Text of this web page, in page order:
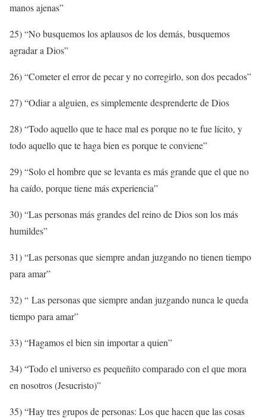
manos ajenas”
25) “No busquemos los aplausos de los demás, busquemos
agradar a Dios”
26) “Cometer el error de pecar y no corregirlo, son dos pecados”
27) “Odiar a alguien, es simplemente desprenderte de Dios
28) “Todo aquello que te hace mal es porque no te fue lícito, y
todo aquello que te haga bien es porque te conviene”
29) “Solo el hombre que se levanta es más grande que el que no
ha caído, porque tiene más experiencia”
30) “Las personas más grandes del reino de Dios son los más
humildes”
31) “Las personas que siempre andan juzgando no tienen tiempo
para amar”
32) “ Las personas que siempre andan juzgando nunca le queda
tiempo para amar”
33) “Hagamos el bien sin importar a quien”
34) “Todo el universo es pequeñito comparado con el que mora
en nosotros (Jesucristo)”
35) “Hay tres grupos de personas: Los que hacen que las cosas